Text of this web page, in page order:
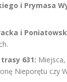
i Prymasa
i
631:
Nieporętu czy